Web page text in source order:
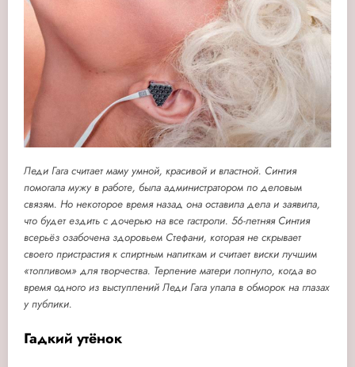
Леди Гага считает маму умной, красивой и властной. Синтия
помогала мужу в работе, была администратором по деловым
связям. Но некоторое время назад она оставила дела и заявила,
что будет ездить с дочерью на все гастроли. 56-летняя Синтия
всерьёз озабочена здоровьем Стефани, которая не скрывает
своего пристрастия к спиртным напиткам и считает виски лучшим
«топливом» для творчества. Терпение матери лопнуло, когда во
время одного из выступлений Леди Гага упала в обморок на глазах
у публики.
Гадкий утёнок